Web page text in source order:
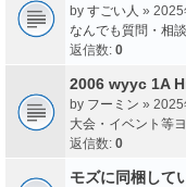
by すごい人 » 2025
なんでも質問・相
返信数: 0
2006 wyyc 1A
by フーミン » 2025
大会・イベント等
返信数: 0
モズに同梱して